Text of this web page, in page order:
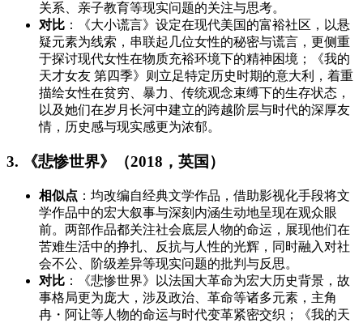
关系、亲子教育等现实问题的关注与思考。
对比 ：《大小谎言》设定在现代美国的富裕社区，以悬
疑元素为线索，串联起几位女性的秘密与谎言，更侧重
于探讨现代女性在物质充裕环境下的精神困境；《我的
天才女友 第四季》则立足特定历史时期的意大利，着重
描绘女性在贫穷、暴力、传统观念束缚下的生存状态，
以及她们在岁月长河中建立的跨越阶层与时代的深厚友
情，历史感与现实感更为浓郁。
3. 《悲惨世界》（2018，英国）
相似点 ：均改编自经典文学作品，借助影视化手段将文
学作品中的宏大叙事与深刻内涵生动地呈现在观众眼
前。两部作品都关注社会底层人物的命运，展现他们在
苦难生活中的挣扎、反抗与人性的光辉，同时融入对社
会不公、阶级差异等现实问题的批判与反思。
对比 ：《悲惨世界》以法国大革命为宏大历史背景，故
事格局更为庞大，涉及政治、革命等诸多元素，主角
冉・阿让等人物的命运与时代变革紧密交织；《我的天